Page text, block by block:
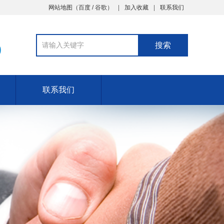
网站地图（百度 /谷歌 ） 加入收藏 联系我们
联系我们